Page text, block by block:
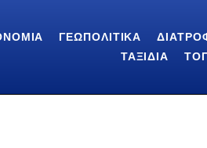
ΓΕΩΠΟΛΙΤΙΚΆ
ΤΑΞΊΔΙΑ